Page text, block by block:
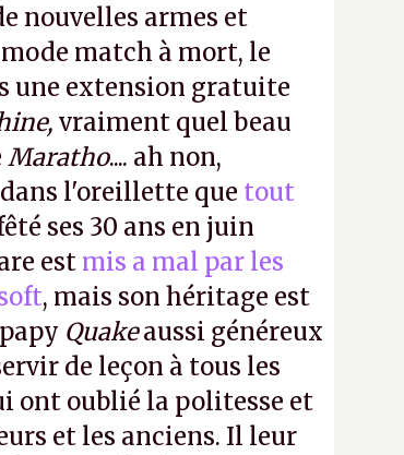
nouvelles armes et
match à mort, le
une extension gratuite
vraiment quel beau
Maratho.... ah non,
l'oreillette que tout
ses 30 ans en juin
est mis a mal par les
, mais son héritage est
Quakeaussi généreux
de leçon à tous les
ont oublié la politesse et
et les anciens. Il leur